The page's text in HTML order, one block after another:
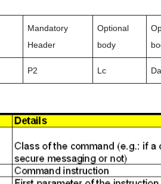
Mandatory
Header
Optional
body
P2 Lc